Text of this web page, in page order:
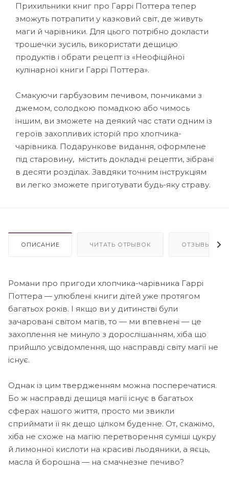
Прихильники книг про Гаррі Поттера тепер
зможуть потрапити у казковий світ, де живуть
маги й чарівники. Для цього потрібно докласти
трошечки зусиль, використати дещицю
продуктів і обрати рецепт із «Неофіційної
кулінарної книги Гаррі Поттера».
Смакуючи гарбузовим печивом, пончиками з
джемом, солодкою помадкою або чимось
іншим, ви зможете на деякий час стати одним із
героїв захопливих історій про хлопчика-
чарівника. Подарункове видання, оформлене
під старовину, містить докладні рецепти, зібрані
в десяти розділах. Завдяки точним інструкціям
ви легко зможете приготувати будь-яку страву.
ОПИСАНИЕ ЧИТАТЬ ОТРЫВОК ОТЗЫВЫ
Романи про пригоди хлопчика-чарівника Гаррі
Поттера — улюблені книги дітей уже протягом
багатьох років. І якщо ви у дитинстві були
зачаровані світом магів, то — ми впевнені — це
захоплення не минуло з дорослішанням, хіба що
прийшло усвідомлення, що насправді світу магії не
існує.
Однак із цим твердженням можна посперечатися.
Бо ж насправді дещиця магії існує в багатьох
сферах нашого життя, просто ми звикли
сприймати її як дещо цілком буденне. От, скажімо,
хіба не схоже на магію перетворення суміші цукру
й лимонної кислоти на красиві льодяники, а яєць,
масла й борошна — на смачнезне печиво?